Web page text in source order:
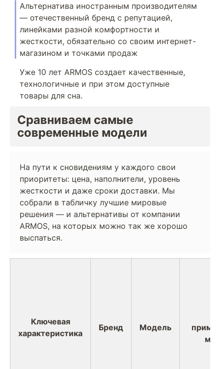
Альтернатива иностранным производителям
— отечественный бренд с репутацией,
линейками разной комфортности и
жесткости, обязательно со своим интернет-
магазином и точками продаж
Уже 10 лет ARMOS создает качественные,
технологичные и при этом доступные
товары для сна.
Сравниваем самые
современные модели
На пути к сновидениям у каждого свои
приоритеты: цена, наполнители, уровень
жесткости и даже сроки доставки. Мы
собрали в табличку лучшие мировые
решения — и альтернативы от компании
ARMOS, на которых можно так же хорошо
выспаться.
Ключевая
характеристика
Бренд Модель